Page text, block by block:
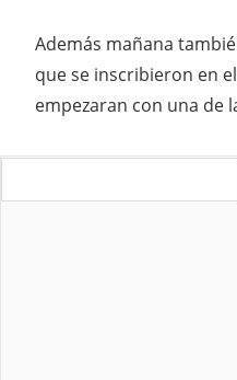
Además mañana
que se inscribieron en
empezaran con una de